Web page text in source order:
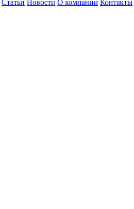
Статьи Новости О компании Контакты